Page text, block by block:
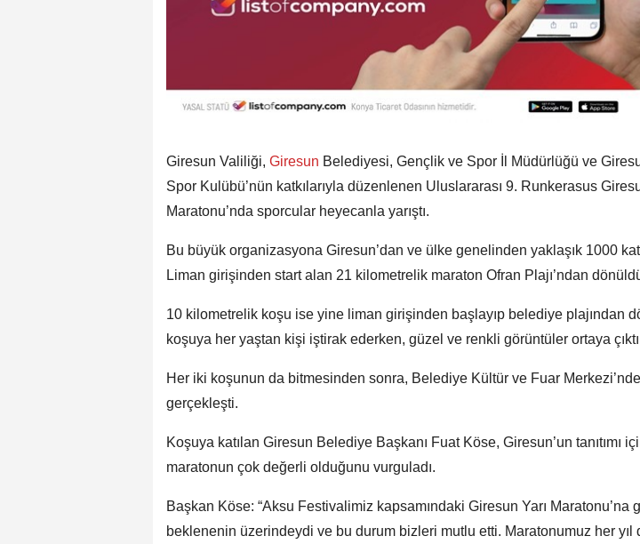
Giresun Valiliği, Giresun Belediyesi, Gençlik ve Spor İl Müdürlüğü ve
Spor Kulübü’nün katkılarıyla düzenlenen Uluslararası 9. Runkerasus
Maratonu’nda sporcular heyecanla yarıştı.
Bu büyük organizasyona Giresun’dan ve ülke genelinden yaklaşık 1000
Liman girişinden start alan 21 kilometrelik maraton Ofran Plajı’ndan
10 kilometrelik koşu ise yine liman girişinden başlayıp belediye plajından
koşuya her yaştan kişi iştirak ederken, güzel ve renkli görüntüler ortaya
Her iki koşunun da bitmesinden sonra, Belediye Kültür ve Fuar
gerçekleşti.
Koşuya katılan Giresun Belediye Başkanı Fuat Köse, Giresun’un tanıtımı
maratonun çok değerli olduğunu vurguladı.
Başkan Köse: “Aksu Festivalimiz kapsamındaki Giresun Yarı Maratonu’na
beklenenin üzerindeydi ve bu durum bizleri mutlu etti. Maratonumuz her yıl